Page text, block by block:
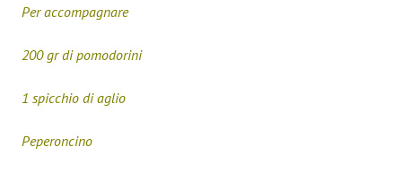
Per accompagnare
200 gr di pomodorini
1 spicchio di aglio
Peperoncino